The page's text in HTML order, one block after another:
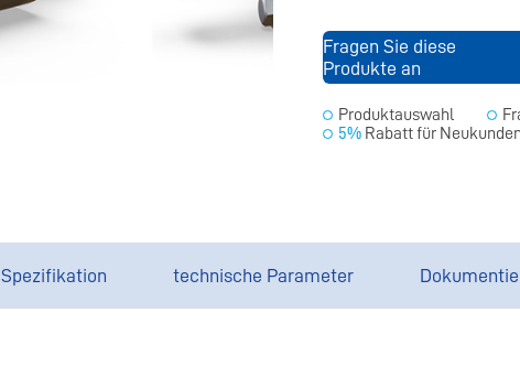
Fragen Sie diese
Produkte an
Produktauswahl
5%Rabatt für
Spezifikation technische Parameter